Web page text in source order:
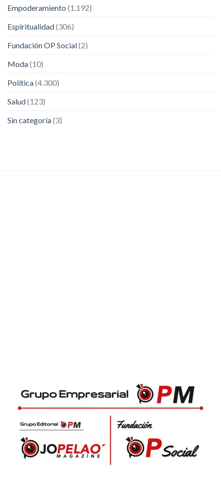
Empoderamiento (1.192)
Espiritualidad(306)
Fundación OP Social(2)
Moda(10)
Política(4.300)
Salud(123)
Sin categoría(3)